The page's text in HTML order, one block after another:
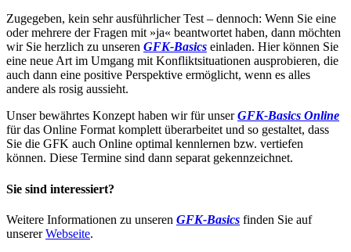
Zugegeben, kein sehr ausführlicher Test – dennoch: Wenn Sie eine
oder mehrere der Fragen mit »ja« beantwortet haben, dann möchten
wir Sie herzlich zu unseren GFK-Basics einladen. Hier können Sie
eine neue Art im Umgang mit Konfliktsituationen ausprobieren, die
auch dann eine positive Perspektive ermöglicht, wenn es alles
andere als rosig aussieht.
Unser bewährtes Konzept haben wir für unserGFK-Basics Online
für das Online Format komplett überarbeitet und so gestaltet, dass
Sie die GFK auch Online optimal kennlernen bzw. vertiefen
können. Diese Termine sind dann separat gekennzeichnet.
Sie sind interessiert?
Weitere Informationen zu unseren GFK-Basics finden Sie auf
unsererWebseite.